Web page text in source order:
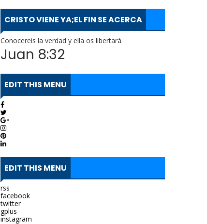
CRISTO VIENE YA;EL FIN SE ACERCA
Conocereis la verdad y ella os libertarà
Juan 8:32
EDIT THIS MENU
EDIT THIS MENU
rss
facebook
twitter
gplus
instagram